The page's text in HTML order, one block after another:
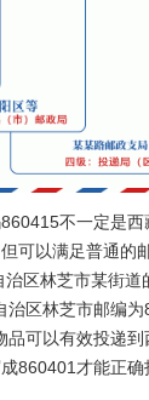
不一定是
可以满足普通的
区林芝市某街道
治区林芝市邮编
可以有效投递
860401才能正确